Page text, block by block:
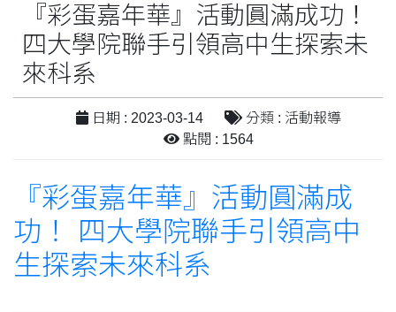
『彩蛋嘉年華』活動圓滿成功！
四大學院聯手引領高中生探索未
來科系
日期 : 2023-03-14
分類 : 活動報導
點閱 : 1564
『彩蛋嘉年華』活動圓滿成
功！ 四大學院聯手引領高中
生探索未來科系